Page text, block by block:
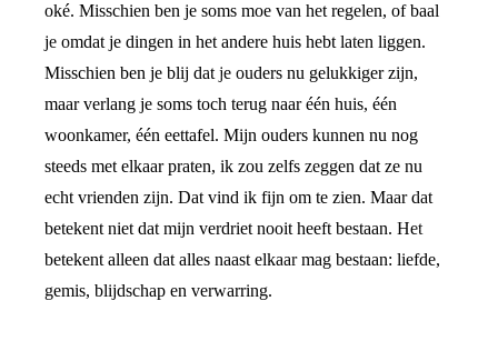
oké. Misschien ben je soms moe van het regelen, of baal
je omdat je dingen in het andere huis hebt laten liggen.
Misschien ben je blij dat je ouders nu gelukkiger zijn,
maar verlang je soms toch terug naar één huis, één
woonkamer, één eettafel. Mijn ouders kunnen nu nog
steeds met elkaar praten, ik zou zelfs zeggen dat ze nu
echt vrienden zijn. Dat vind ik fijn om te zien. Maar dat
betekent niet dat mijn verdriet nooit heeft bestaan. Het
betekent alleen dat alles naast elkaar mag bestaan: liefde,
gemis, blijdschap en verwarring.